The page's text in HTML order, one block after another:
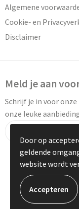
Algemene
Cookie- en
Disclaimer
Meld je aan
Schrijf je in voor
onze leuke
©
Door op
geldende
website wordt